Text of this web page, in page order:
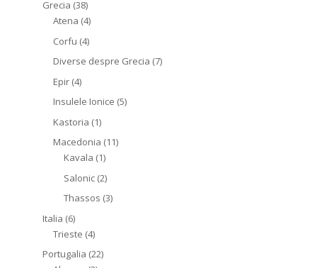
Grecia (38)
Atena (4)
Corfu (4)
Diverse despre Grecia (7)
Epir(4)
Insulele Ionice (5)
Kastoria (1)
Macedonia (11)
Kavala (1)
Salonic(2)
Thassos (3)
Italia (6)
Trieste (4)
Portugalia (22)